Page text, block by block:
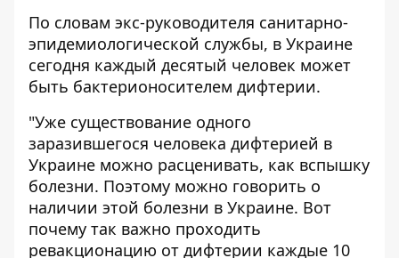
По словам экс-руководителя санитарно-
эпидемиологической службы, в Украине
сегодня каждый десятый человек может
быть бактерионосителем дифтерии.
"Уже существование одного
заразившегося человека дифтерией в
Украине можно расценивать, как вспышку
болезни. Поэтому можно говорить о
наличии этой болезни в Украине. Вот
почему так важно проходить
ревакционацию от дифтерии каждые 10